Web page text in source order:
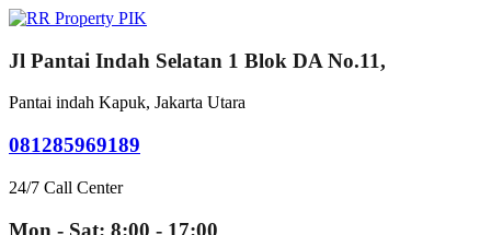
Jl Pantai Indah Selatan 1 Blok DA No.11,
Pantai indah Kapuk, Jakarta Utara
081285969189
24/7 Call Center
Mon - Sat: 8:00 - 17:00